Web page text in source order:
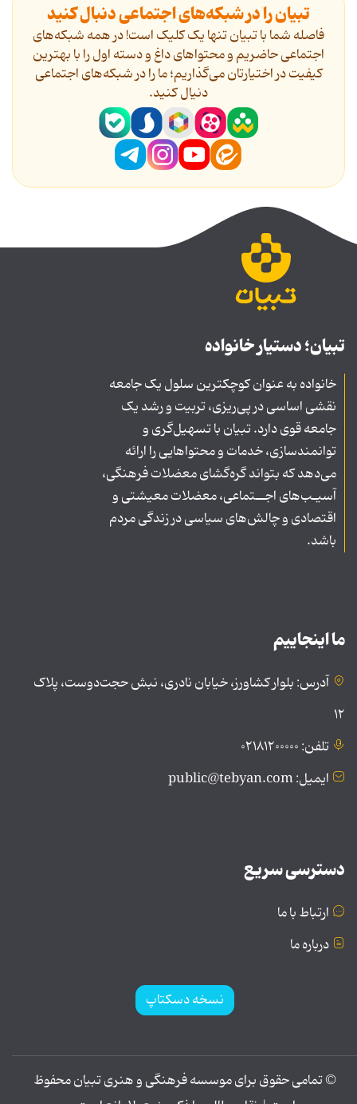
تبیان را در شبکه‌های اجتماعی دنبال کنید
فاصله شما با تبیان تنها یک کلیک است! در همه شبکه‌های
اجتماعی حاضریم و محتواهای داغ و دسته اول را با بهترین
کیفیت در اختیارتان می‌گذاریم؛ ما را در شبکه‌های اجتماعی
دنیال کنید.
تبیان؛ دستیار خانواده
خانواده به عنوان کوچکترین سلول یک جامعه
نقشی اساسی در پی‌ریزی، تربیت و رشد یک
جامعه قوی دارد. تبیان با تسهیل‌گری و
توانمندسازی، خدمات و محتواهایی را ارائه
می‌دهد که بتواند گره‌گشای معضلات فرهنگی،
آسیـب‌های اجــتماعی، معضلات معیشتی و
اقتصادی و چالش‌های سیاسی در زندگی مردم
باشد.
ما اینجاییم
آدرس: بلوار کشاورز، خیابان نادری، نبش حجت‌دوست، پلاک
۱۲
تلفن: ۰۲۱۸۱۲۰۰۰۰۰
ایمیل: public@tebyan.com
دسترسی سریع
ارتباط با ما
درباره ما
نسخه دسکتاپ
© تمامی حقوق برای موسسه فرهنگی و هنری تبیان محفوظ